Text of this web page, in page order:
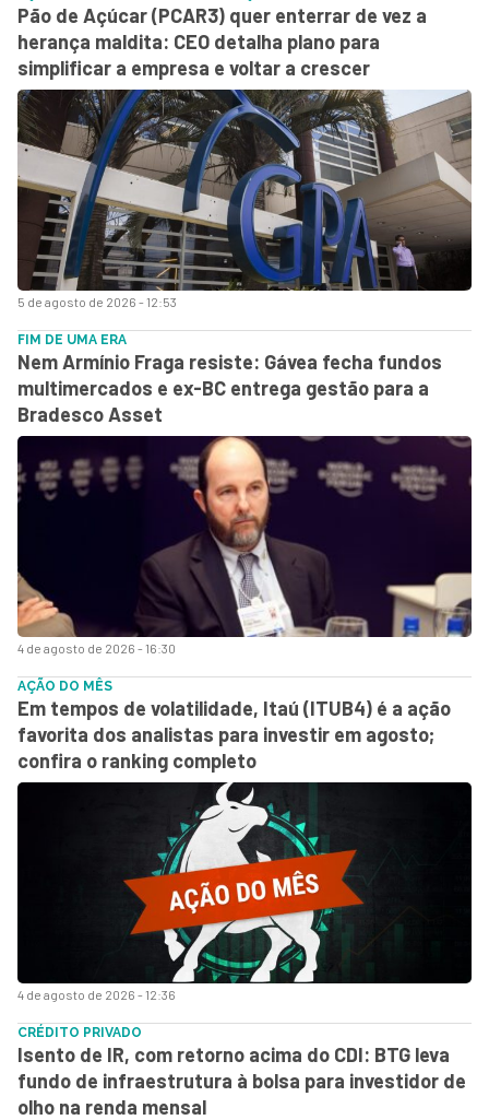
5 de agosto de 2026 - 12:53
Pão de Açúcar (PCAR3) quer enterrar de vez a
herança maldita: CEO detalha plano para
simplificar a empresa e voltar a crescer
4 de agosto de 2026 - 16:30
FIM DE UMA ERA
Nem Armínio Fraga resiste: Gávea fecha fundos
multimercados e ex-BC entrega gestão para a
Bradesco Asset
4 de agosto de 2026 - 12:36
AÇÃO DO MÊS
Em tempos de volatilidade, Itaú (ITUB4) é a ação
favorita dos analistas para investir em agosto;
confira o ranking completo
CRÉDITO PRIVADO
Isento de IR, com retorno acima do CDI: BTG leva
fundo de infraestrutura à bolsa para investidor de
olho na renda mensal